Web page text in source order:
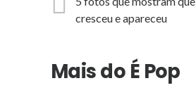
cresceu e apareceu
Mais do É Pop